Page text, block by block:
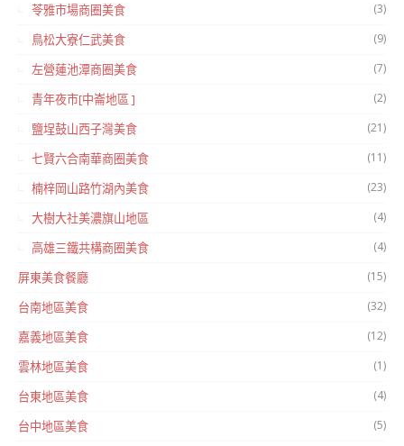
苓雅市場商圈美食 (3)
鳥松大寮仁武美食 (9)
左營蓮池潭商圈美食 (7)
青年夜市[中崙地區 ] (2)
鹽埕鼓山西子灣美食 (21)
七賢六合南華商圈美食 (11)
楠梓岡山路竹湖內美食 (23)
大樹大社美濃旗山地區 (4)
高雄三鐵共構商圈美食 (4)
屏東美食餐廳 (15)
台南地區美食 (32)
嘉義地區美食 (12)
雲林地區美食 (1)
台東地區美食 (4)
台中地區美食 (5)